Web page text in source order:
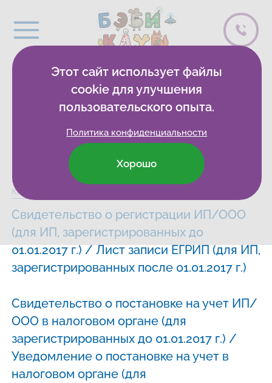
Документы
организации
Развивающие клубы
Клуб на Декабристов
Свидетельство о регистрации ИП/ООО
(для ИП, зарегистрированных до
01.01.2017 г.) / Лист записи ЕГРИП (для ИП,
зарегистрированных после 01.01.2017 г.)
Свидетельство о постановке на учет ИП/
ООО в налоговом органе (для
зарегистрированных до 01.01.2017 г.) /
Уведомление о постановке на учет в
налоговом органе (для
Этот сайт использует файлы
cookie для улучшения
пользовательского опыта.
Политика конфиденциальности
Хорошо